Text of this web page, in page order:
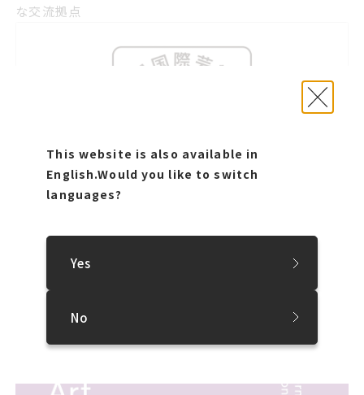
This website is also available in
English.Would you like to switch
languages?
Yes
No
な交流拠点